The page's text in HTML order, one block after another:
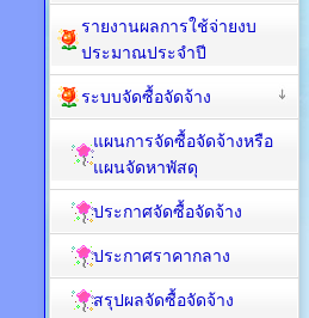
รายงานผลการใช้จ่ายงบ
ประมาณประจำปี
ระบบจัดซื้อจัดจ้าง
แผนการจัดซื้อจัดจ้างหรือ
แผนจัดหาพัสดุ
ประกาศจัดซื้อจัดจ้าง
ประกาศราคากลาง
สรุปผลจัดซื้อจัดจ้าง